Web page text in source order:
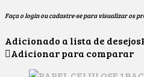
Faça o login ou cadastre-se para visualizar os
Adicionado a lista de desejos
Adicionar para comparar